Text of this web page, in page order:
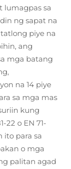
lumagpas sa
ng sapat na
piye na
ang
mga batang
na 14 piye
sa mga mas
kung
22 o EN 71-
ito para sa
o mga
palitan agad